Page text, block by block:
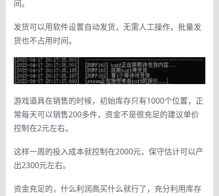
间。
发货可以用软件设置自动发货，无需人工操作，批量发
货也不占用时间。
游戏道具在销售的时候，初始库存只有1000个位置，正
常每天可以销售200多件，资金不是很充足的建议单价
控制在2元左右。
这样一周的投入成本就控制在2000元，保守估计可以产
出2300元左右。
资金充足的，什么利润高买什么就行了，充分利用库存